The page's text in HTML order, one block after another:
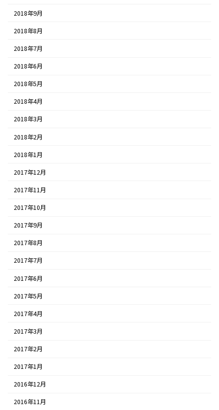
2018年9月
2018年8月
2018年7月
2018年6月
2018年5月
2018年4月
2018年3月
2018年2月
2018年1月
2017年12月
2017年11月
2017年10月
2017年9月
2017年8月
2017年7月
2017年6月
2017年5月
2017年4月
2017年3月
2017年2月
2017年1月
2016年12月
2016年11月